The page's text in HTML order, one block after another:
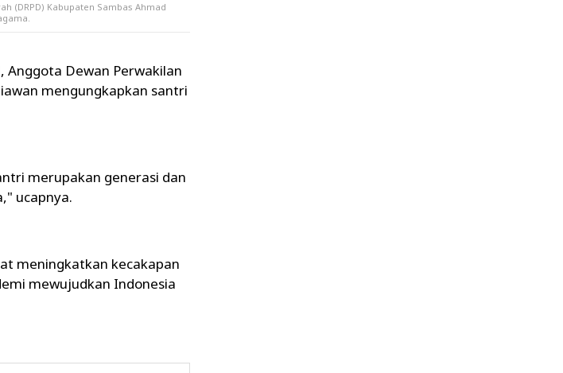
(DRPD) Kabupaten Sambas Ahmad
Anggota Dewan Perwakilan
mengungkapkan santri
merupakan generasi dan
ucapnya.
meningkatkan kecakapan
mewujudkan Indonesia